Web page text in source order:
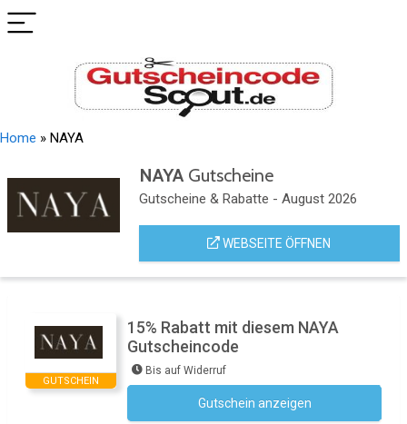
Home » NAYA
NAYAGutscheine
Gutscheine & Rabatte - August 2026
WEBSEITE ÖFFNEN
GUTSCHEIN
15% Rabatt mit diesem NAYA
Gutscheincode
Bis auf Widerruf
Gutschein anzeigen